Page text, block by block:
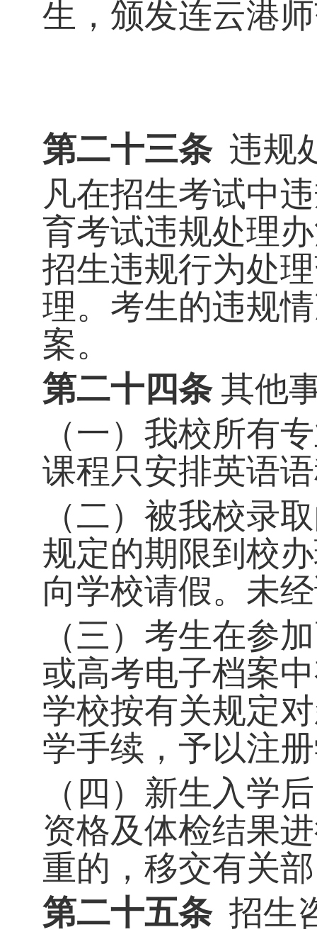
生，颁发连云港
第二十三条 违规
凡在招生考试中
育考试违规处理
招生违规行为处
理。考生的违规
案。
第二十四条 其他
（一）我校所有
课程只安排英语
（二）被我校录
规定的期限到校
向学校请假。未
（三）考生在参
或高考电子档案
学校按有关规定
学手续，予以注
（四）新生入学
资格及体检结果
重的，移交有关
第二十五条 招生